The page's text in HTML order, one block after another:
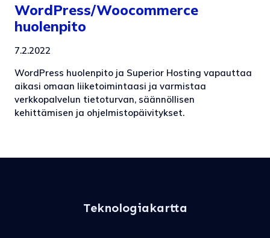
WordPress/Woocommerce
huolenpito
7.2.2022
WordPress huolenpito ja Superior Hosting vapauttaa
aikasi omaan liiketoimintaasi ja varmistaa
verkkopalvelun tietoturvan, säännöllisen
kehittämisen ja ohjelmistopäivitykset.
Teknologiakartta